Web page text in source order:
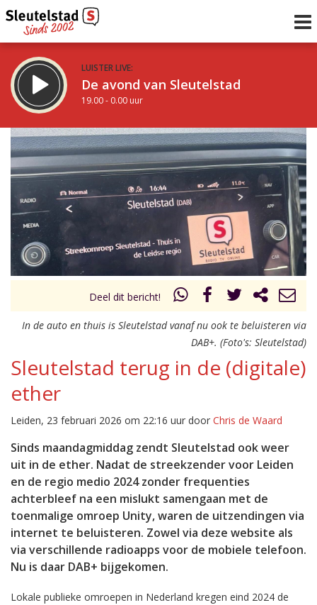
LUISTER LIVE:
De avond van Sleutelstad
19.00 - 0.00 uur
STRAKS:
De nacht van Sleutelstad
0.00 - 6.00 uur
Vorig uur
uur 1 van 0 Volgend uur
Deel dit bericht!
In de auto en thuis is Sleutelstad vanaf nu ook te beluisteren via
DAB+. (Foto's: Sleutelstad)
Sleutelstad terug in de (digitale)
ether
Leiden, 23 februari 2026 om 22:16 uur door Chris de Waard
Sinds maandagmiddag zendt Sleutelstad ook weer
uit in de ether. Nadat de streekzender voor Leiden
en de regio medio 2024 zonder frequenties
achterbleef na een mislukt samengaan met de
toenmalige omroep Unity, waren de uitzendingen via
internet te beluisteren. Zowel via deze website als
via verschillende radioapps voor de mobiele telefoon.
Nu is daar DAB+ bijgekomen.
Lokale publieke omroepen in Nederland kregen eind 2024 de